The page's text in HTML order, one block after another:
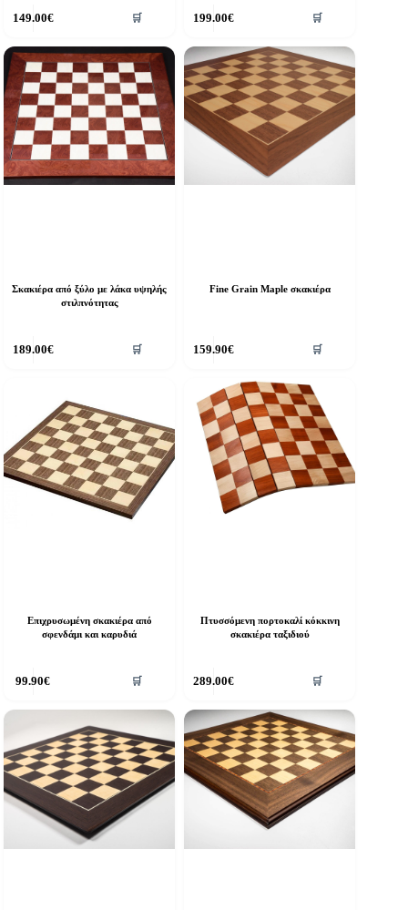
149.00€ 🛒 199.00€ 🛒
Σκακιέρα από ξύλο με λάκα υψηλής
στιλπνότητας
189.00€ 🛒
Fine Grain Maple σκακιέρα
159.90€ 🛒
Επιχρυσωμένη σκακιέρα από
σφενδάμι και καρυδιά
99.90€ 🛒
Πτυσσόμενη πορτοκαλί κόκκινη
σκακιέρα ταξιδιού
289.00€ 🛒